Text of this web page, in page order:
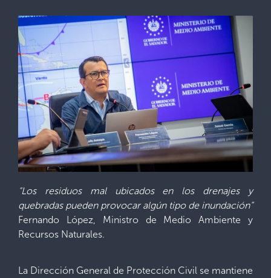
“Los residuos mal ubicados en los drenajes y
quebradas pueden provocar algún tipo de inundación”
Fernando López, Ministro de Medio Ambiente y
Recursos Naturales.
La Dirección General de Protección Civil se mantiene